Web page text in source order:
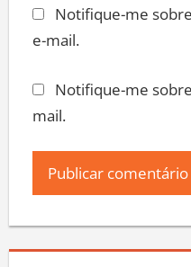
Notifique-me
e-mail.
Notifique-me
mail.